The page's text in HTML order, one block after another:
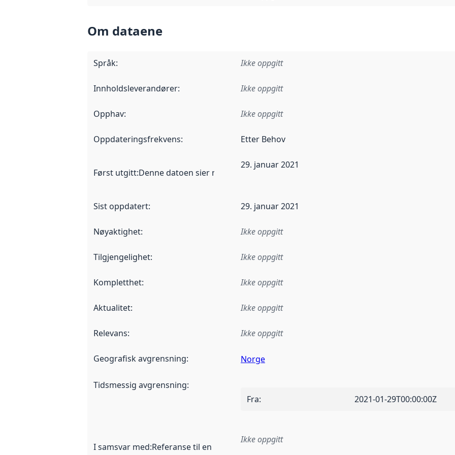
Om dataene
Språk: Ikke oppgitt
Innholdsleverandører: Ikke oppgitt
Opphav: Ikke oppgitt
Oppdateringsfrekvens: Etter Behov
Først utgitt:Denne datoen sier når dataene i dette datasettet første gang ble utgitt. Det kan
29. januar 2021
Sist oppdatert: 29. januar 2021
Nøyaktighet: Ikke oppgitt
Tilgjengelighet: Ikke oppgitt
Kompletthet: Ikke oppgitt
Aktualitet: Ikke oppgitt
Relevans: Ikke oppgitt
Geografisk avgrensning: Norge
Tidsmessig avgrensning:
Fra: 2021-01-29T00:00:00Z
I samsvar med:Referanse til en implementasjonsregel eller annen spesifikasjon, som ligger
Ikke oppgitt